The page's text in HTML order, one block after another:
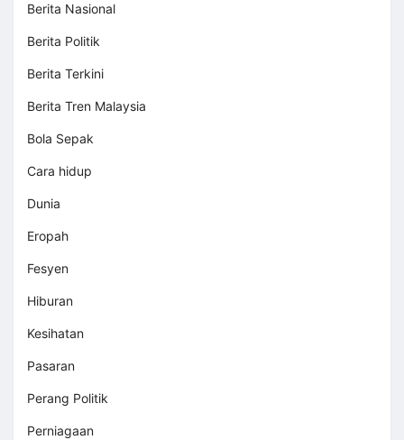
Berita Nasional
Berita Politik
Berita Terkini
Berita Tren Malaysia
Bola Sepak
Cara hidup
Dunia
Eropah
Fesyen
Hiburan
Kesihatan
Pasaran
Perang Politik
Perniagaan